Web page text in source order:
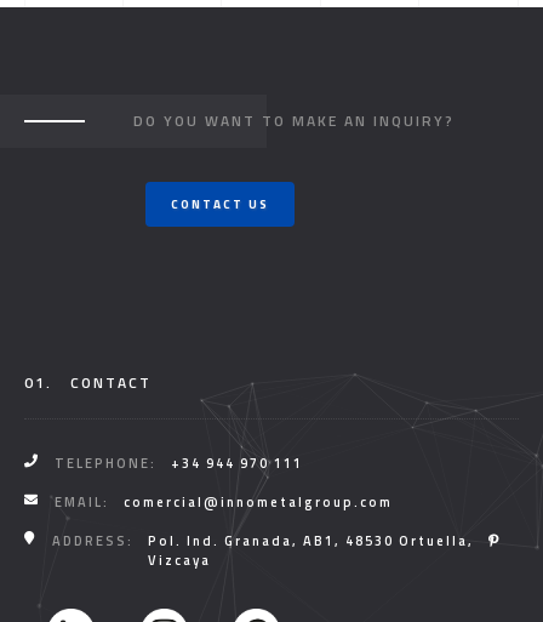
DO YOU WANT TO MAKE AN INQUIRY?
CONTACT US
01. CONTACT
TELEPHONE:
+34 944 970 111
EMAIL:
comercial@innometalgroup.com
ADDRESS:
Pol. Ind. Granada, AB1, 48530 Ortuella,
Vizcaya